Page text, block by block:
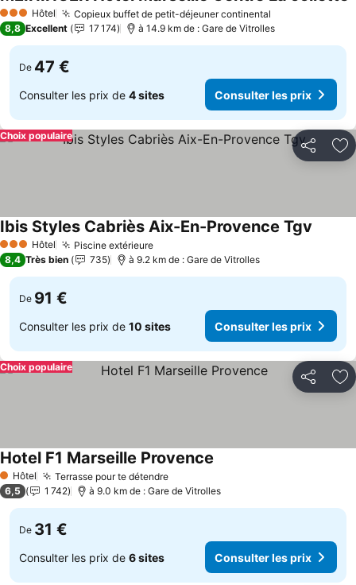
3 ÉtoilesHôtel Copieux buffet de petit-déjeuner continental
8,8 Excellent 17 174 à 14.9 km de : Gare de Vitrolles
De 47 €
Consulter les prix de 4 sites Consulter les prix
Partager
Choix populaire
3 ÉtoilesHôtel Piscine extérieureConsulter les prix
Ibis Styles Cabriès Aix-En-Provence Tgv
8,4 Très bien 735 à 9.2 km de : Gare de Vitrolles
De 91 €
Consulter les prix de 10 sites Consulter les prix
Partager
Choix populaire
1 Étoiles
Hôtel Terrasse pour te détendreConsulter les prix
Hotel F1 Marseille Provence
6,5 1 742 à 9.0 km de : Gare de Vitrolles
De 31 €
Consulter les prix de 6 sites Consulter les prix